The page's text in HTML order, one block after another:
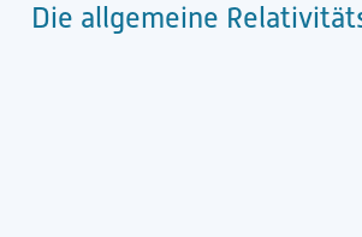
Die allgemeine